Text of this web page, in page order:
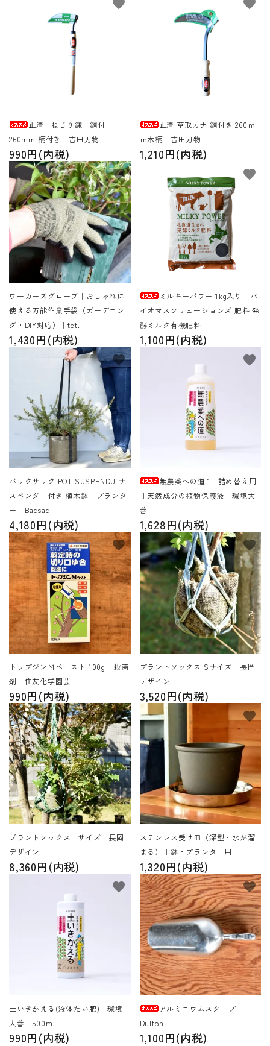
正清 ねじり鎌 鋼付
260mm 柄付き 吉田刃物
990円(内税)
favorite
正清 草取カナ 鋼付き 260ｍ
ｍ木柄 吉田刃物
1,210円(内税)
favorite
ワーカーズグローブ｜おしゃれに
使える万能作業手袋（ガーデニン
グ・DIY対応）｜tet.
1,430円(内税)
favorite
ミルキーパワー 1kg入り バ
イオマスソリューションズ 肥料 発
酵ミルク有機肥料
1,100円(内税)
favorite
バックサック POT SUSPENDU サ
スペンダー付き 植木鉢 プランタ
ー Bacsac
4,180円(内税)
favorite
無農薬への道 1L 詰め替え用
｜天然成分の植物保護液｜環境大
善
1,628円(内税)
favorite
トップジンＭペースト 100g 殺菌
剤 住友化学園芸
990円(内税)
favorite
プラントソックス Sサイズ 長岡
デザイン
3,520円(内税)
favorite
プラントソックス Lサイズ 長岡
デザイン
8,360円(内税)
favorite
ステンレス受け皿（深型・水が溜
まる）｜鉢・プランター用
1,320円(内税)
favorite
土いきかえる(液体たい肥) 環境
大善 500ml
990円(内税)
favorite
アルミニウムスクープ
Dulton
1,100円(内税)
favorite